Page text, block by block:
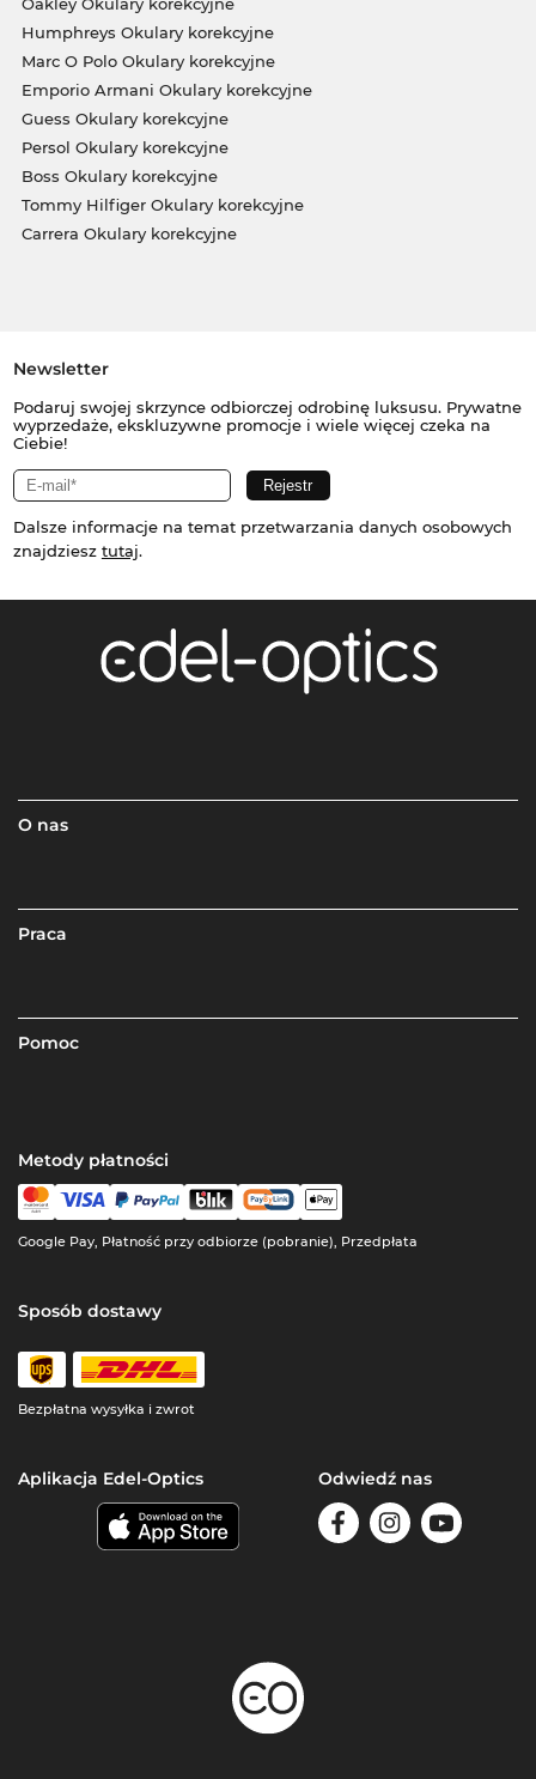
Humphreys Okulary korekcyjne
Marc O Polo Okulary korekcyjne
Emporio Armani Okulary korekcyjne
Guess Okulary korekcyjne
Persol Okulary korekcyjne
Boss Okulary korekcyjne
Tommy Hilfiger Okulary korekcyjne
Carrera Okulary korekcyjne
Newsletter
Podaruj swojej skrzynce odbiorczej odrobinę luksusu. Prywatne
wyprzedaże, ekskluzywne promocje i wiele więcej czeka na
Ciebie!
Dalsze informacje na temat przetwarzania danych osobowych
znajdziesz tutaj.
O nas
Praca
Pomoc
Metody płatności
Google Pay, Płatność przy odbiorze (pobranie), Przedpłata
Sposób dostawy
Bezpłatna wysyłka i zwrot
Aplikacja Edel-Optics Odwiedź nas